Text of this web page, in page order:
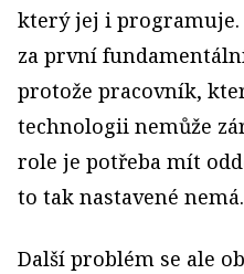
který jej i programuje.
za první
protože pracovník,
technologii nemůže
role je potřeba mít
to tak nastavené nemá.
Další problém se ale